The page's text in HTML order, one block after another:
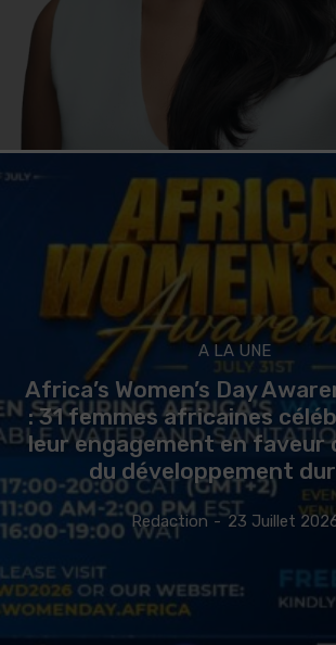
A LA UNE
Africa’s Women’s Day
: 31 femmes africaines
leur engagement en faveur
du développement
Redaction - 23 Juillet